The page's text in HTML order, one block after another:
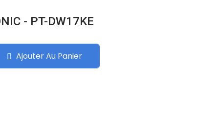
- PT-DW17KE
Ajouter Au Panier